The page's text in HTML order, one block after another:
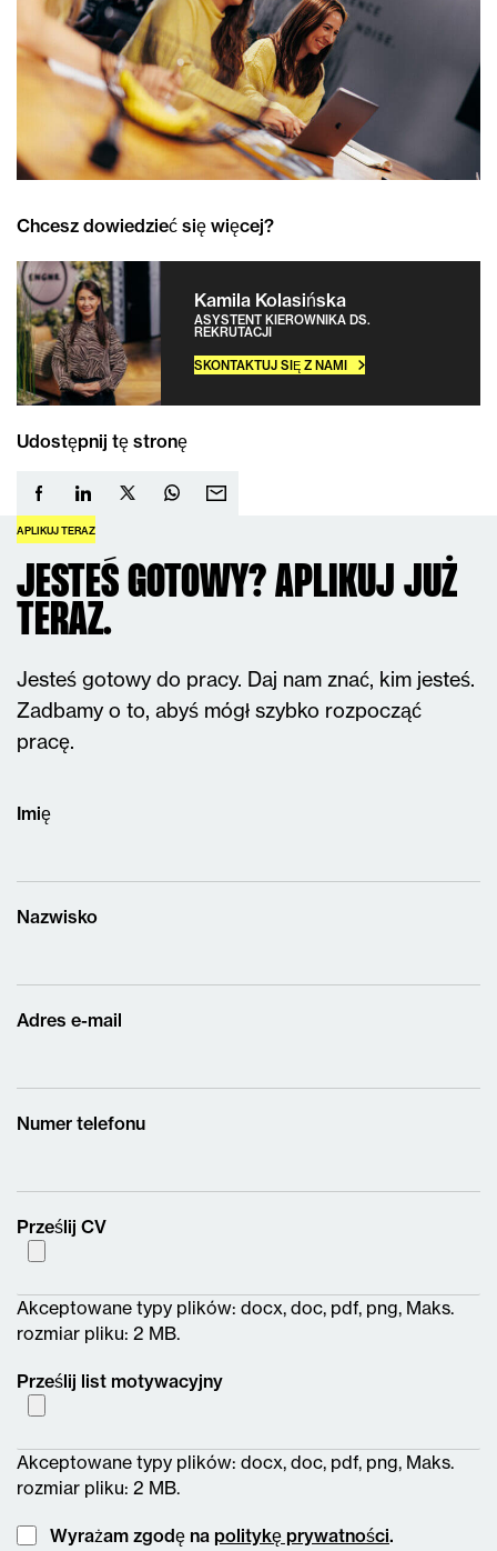
Chcesz dowiedzieć się więcej?
Kamila Kolasińska
ASYSTENT KIEROWNIKA DS.
REKRUTACJI
SKONTAKTUJ SIĘ Z NAMI
Udostępnij tę stronę
APLIKUJ TERAZ
JESTEŚ GOTOWY? APLIKUJ JUŻ
TERAZ.
Jesteś gotowy do pracy. Daj nam znać, kim jesteś.
Zadbamy o to, abyś mógł szybko rozpocząć
pracę.
Imię
Nazwisko
Adres e-mail
Numer telefonu
Prześlij CV
Akceptowane typy plików: docx, doc, pdf, png, Maks.
rozmiar pliku: 2 MB.
Prześlij list motywacyjny
Akceptowane typy plików: docx, doc, pdf, png, Maks.
rozmiar pliku: 2 MB.
Instemming
Wyrażam zgodę na politykę prywatności.